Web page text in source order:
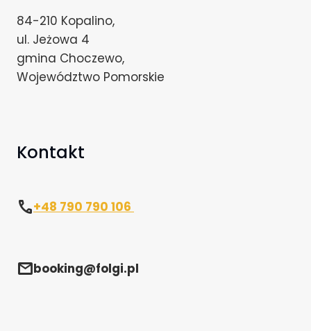
84-210 Kopalino,
ul. Jeżowa 4
gmina Choczewo,
Województwo Pomorskie
Kontakt
phone+48 790 790 106
mailbooking@folgi.pl